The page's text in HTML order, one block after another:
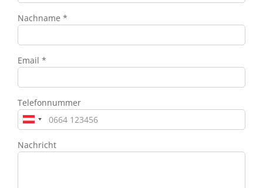
Nachname *
Email *
Telefonnummer
Nachricht